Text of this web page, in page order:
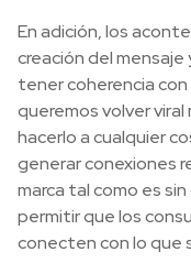
En adición, los
creación del mensaje
tener coherencia con
queremos volver
hacerlo a cualquier
generar conexiones
marca tal como es
permitir que los
conecten con lo que